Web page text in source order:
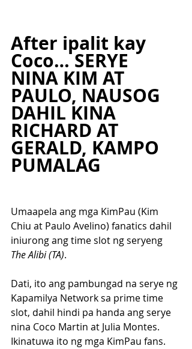
After ipalit kay
Coco… SERYE
NINA KIM AT
PAULO, NAUSOG
DAHIL KINA
RICHARD AT
GERALD, KAMPO
PUMALAG
Umaapela ang mga KimPau (Kim
Chiu at Paulo Avelino) fanatics dahil
iniurong ang time slot ng seryeng
The Alibi (TA).
Dati, ito ang pambungad na serye ng
Kapamilya Network sa prime time
slot, dahil hindi pa handa ang serye
nina Coco Martin at Julia Montes.
Ikinatuwa ito ng mga KimPau fans.